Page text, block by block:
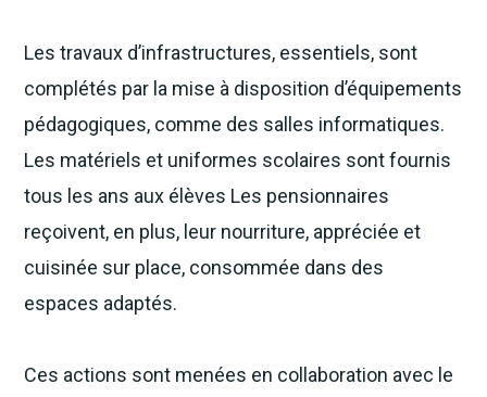
Les travaux d’infrastructures, essentiels, sont
complétés par la mise à disposition d’équipements
pédagogiques, comme des salles informatiques.
Les matériels et uniformes scolaires sont fournis
tous les ans aux élèves Les pensionnaires
reçoivent, en plus, leur nourriture, appréciée et
cuisinée sur place, consommée dans des
espaces adaptés.
Ces actions sont menées en collaboration avec le